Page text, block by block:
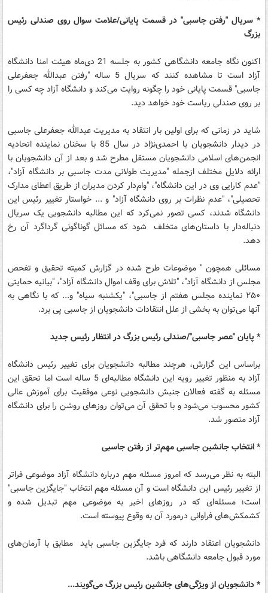
* سریال "رفتن جاسبی" در قسمت پایانی/علامت سوال روی صندلی رئیس
بزرگ
اکنون نگاه جامعه دانشگاهی کشور به جلسه 21 دی‌ماه هیئت امنا دانشگاه
آزاد است تا مشاهده کنند که سریال 5 ساله "رفتن عبدالله جعفرعلی
جاسبی" قسمت پایانی خود را چگونه روایت می‌کند و دانشگاه آزاد چه کسی را
بر روی صندلی ریاست خود خواهد دید.
شاید در زمانی که برای اولین بار انتقاد به مدیریت عبدالله جعفرعلی جاسبی
در دیدار دانشجویان با احمدی‌نژاد در سال 85 با سخنان نماینده اتحادیه
انجمن‌های اسلامی دانشجویان مستقل مطرح شد و بعد از آن دانشجویان با
ارائه دلایل مختلف ازجمله "مدیریت طولانی مدت جاسبی بر دانشگاه آزاد"،
"عدم کارایی وی در این دانشگاه"، "وام‌دار کردن مدیران از طریق اعطای مدارک
تحصیلی"، "عدم نظرات بر روی دانشگاه آزاد" و ... خواستار تغییر رئیس این
دانشگاه شدند، کسی تصور نمی‌کرد که این مطالبه دانشجویی یک سریال
دنباله‌دار با داستان‌های متخلف شود که مسائل گوناگونی گرداگرد آن رخ
دهد.
مسائلی همچون " موضوعات طرح شده در گزارش کمیته تحقیق و تفحص
مجلس از دانشگاه آزاد"، "تلاش برای وقف اموال دانشگاه آزاد"، "بیانیه حمایتی
۲۵۰ نماینده مجلس هفتم از جاسبی"، "یکشنبه سیاه" و... که با نگاهی به
آنها می‌توان به بخشی از علل انتقادات دانشجویان از جاسبی پی برد.
* پایان "عصر جاسبی"/صندلی رئیس بزرگ در انتظار رئیس جدید
براساس این گزارش، هرچند مطالبه دانشجویان برای تغییر رئیس دانشگاه
آزاد به منظور تغییر رویه این دانشگاه مطالبه‌ای 5 ساله است اما تحقق این
مسئله به گفته فعالان جنبش دانشجویی نوعی موفقیت برای آموزش عالی
کشور محسوب می‌شود و با تحقق آن می‌توان روزهای روشن را برای دانشگاه
آزاد متصور شد.
* انتخاب جانشین جاسبی مهم‌تر از رفتن جاسبی
البته به نظر می‌رسد که امروز مسئله مهم درباره دانشگاه آزاد موضوعی فراتر
از تغییر رئیس این دانشگاه است و آن مسئله مهم انتخاب "جایگزین جاسبی"
است؛ مسئله‌ای که در روزهای اخیر به موضوعی مهم تبدیل شده و
کشمکش‌های فراوانی درمورد آن به وقوع پیوسته است.
دانشجویان اعتقاد دارند که فرد جایگزین جاسبی باید مطابق با آرمان‌های
مورد قبول جامعه دانشگاهی باشد.
* دانشجویان از ویژگی‌های جانشین رئیس بزرگ می‌گویند...